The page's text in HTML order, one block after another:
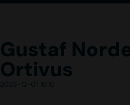
Gustaf
Ortivus
2023-12-01 16:10